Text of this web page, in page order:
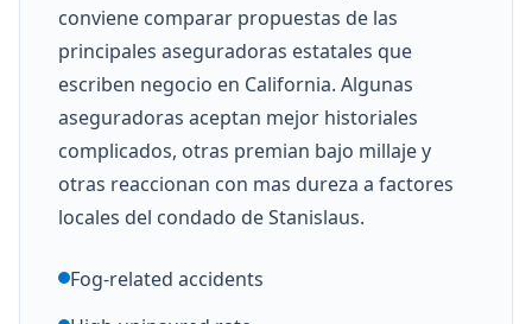
conviene comparar propuestas de las
principales aseguradoras estatales que
escriben negocio en California. Algunas
aseguradoras aceptan mejor historiales
complicados, otras premian bajo millaje y
otras reaccionan con mas dureza a factores
locales del condado de Stanislaus.
Fog-related accidents